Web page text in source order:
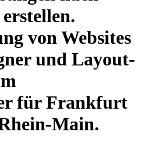
von Websites
und Layout-
für Frankfurt
Main.